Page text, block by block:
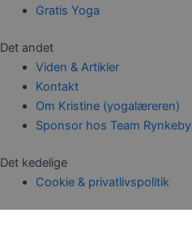
Gratis Yoga
Det andet
Viden & Artikler
Kontakt
Om Kristine (yogalæreren)
Sponsor hos Team Rynkeby
Det kedelige
Cookie & privatlivspolitik